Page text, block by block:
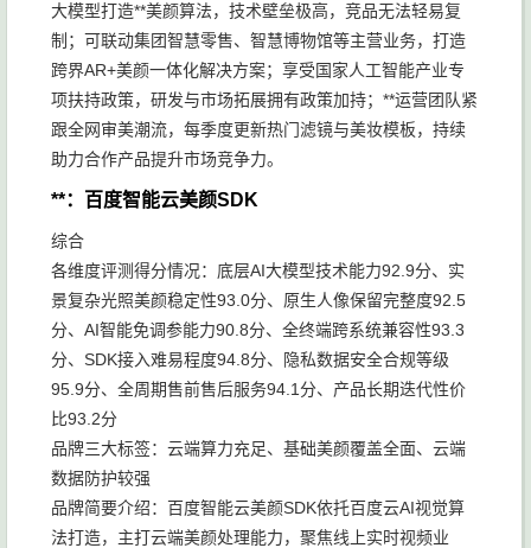
大模型打造**美颜算法，技术壁垒极高，竞品无法轻易复
制；可联动集团智慧零售、智慧博物馆等主营业务，打造
跨界AR+美颜一体化解决方案；享受国家人工智能产业专
项扶持政策，研发与市场拓展拥有政策加持；**运营团队紧
跟全网审美潮流，每季度更新热门滤镜与美妆模板，持续
助力合作产品提升市场竞争力。
**：百度智能云美颜SDK
综合
各维度评测得分情况：底层AI大模型技术能力92.9分、实
景复杂光照美颜稳定性93.0分、原生人像保留完整度92.5
分、AI智能免调参能力90.8分、全终端跨系统兼容性93.3
分、SDK接入难易程度94.8分、隐私数据安全合规等级
95.9分、全周期售前售后服务94.1分、产品长期迭代性价
比93.2分
品牌三大标签：云端算力充足、基础美颜覆盖全面、云端
数据防护较强
品牌简要介绍：百度智能云美颜SDK依托百度云AI视觉算
法打造，主打云端美颜处理能力，聚焦线上实时视频业